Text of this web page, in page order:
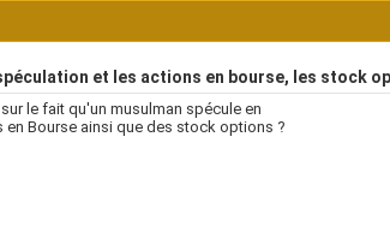
et les actions en bourse, les stock
le fait qu'un musulman spécule en
Bourse ainsi que des stock options ?